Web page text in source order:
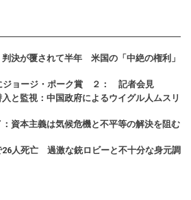
判決が覆されて半年 米国の「中絶の権利」
ジョージ・ポーク賞 ２： 記者会見
と監視：中国政府によるウイグル人ムスリ
資本主義は気候危機と不平等の解決を阻む
26人死亡 過激な銃ロビーと不十分な身元調